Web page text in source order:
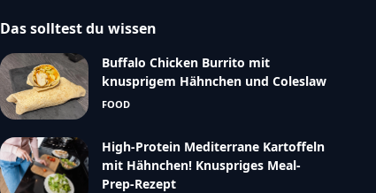
Das solltest du wissen
Buffalo Chicken Burrito mit
knusprigem Hähnchen und Coleslaw
FOOD
High-Protein Mediterrane Kartoffeln
mit Hähnchen! Knuspriges Meal-
Prep-Rezept